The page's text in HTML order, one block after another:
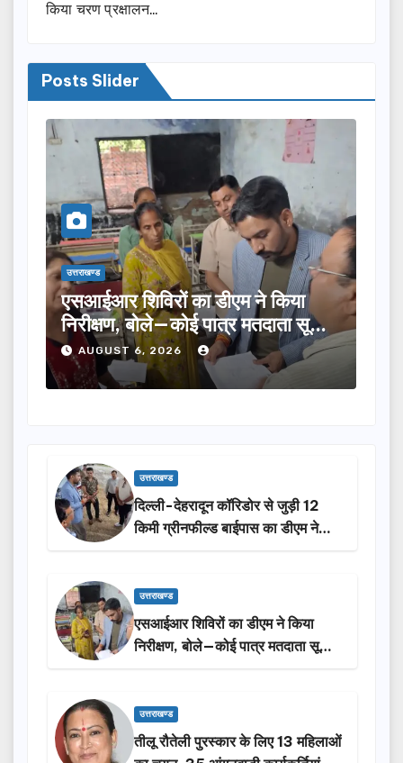
किया चरण प्रक्षालन…
Posts Slider
उत्तराखण्ड
तीलू रौतेली पुरस्कार के लिए 13 महिलाओं
का चयन, 35 आंगनबाड़ी कार्यकर्तियां भी
होंगी सम्मानित…
AUGUST 6, 2026
उत्तराखण्ड
दिल्ली-देहरादून कॉरिडोर से जुड़ी 12
किमी ग्रीनफील्ड बाईपास का डीएम ने
किया निरीक्षण…
उत्तराखण्ड
एसआईआर शिविरों का डीएम ने किया
निरीक्षण, बोले—कोई पात्र मतदाता सूची
से न छूटे…
उत्तराखण्ड
तीलू रौतेली पुरस्कार के लिए 13 महिलाओं